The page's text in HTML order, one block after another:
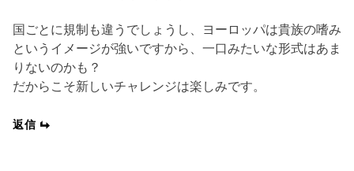
国ごとに規制も違うでしょうし、ヨーロッパは貴族の嗜み
というイメージが強いですから、一口みたいな形式はあま
りないのかも？
だからこそ新しいチャレンジは楽しみです。
返信